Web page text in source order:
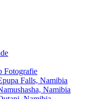
Fotografie
Falls, Namibia
Namibia